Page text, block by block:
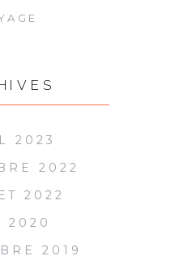
2023
2022
2022
2020
2019